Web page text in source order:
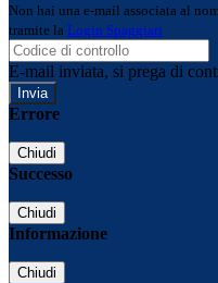
Non hai una e-mail associata al
tramite la Login Spaggiari
E-mail inviata, si prega di
Errore
Chiudi
Successo
Chiudi
Informazione
Chiudi